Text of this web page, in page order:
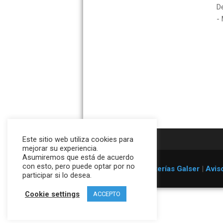
-
© 1996-2026 Estanterías Galser
Este sitio web utiliza cookies para
mejorar su experiencia.
Asumiremos que está de acuerdo
con esto, pero puede optar por no
participar si lo desea.
Cookie settings ACCEPTO